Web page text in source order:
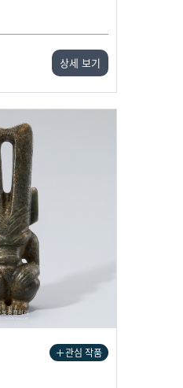
상세 보기
관심 작품